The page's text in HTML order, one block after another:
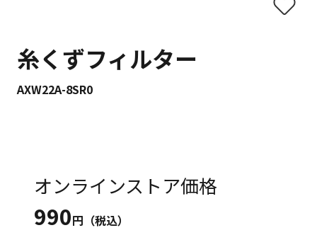
糸くずフィルター
AXW22A-8SR0
オンラインストア価格
990円（税込）